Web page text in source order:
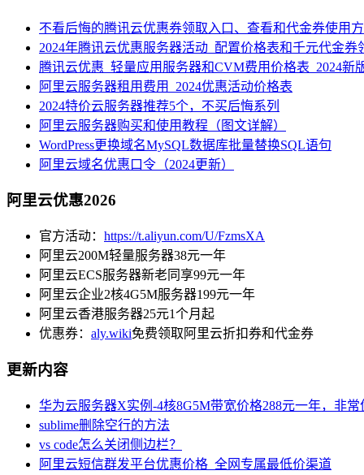
不看后悔的腾讯云优惠券领取入口、查看和代金券使用
2024年腾讯云优惠服务器活动_配置价格表和千元代金券
腾讯云优惠_轻量应用服务器和CVM费用价格表_2024新
阿里云服务器租用费用_2024优惠活动价格表
2024特价云服务器推荐5个，不买后悔系列
阿里云服务器购买和使用教程（图文详解）
WordPress更换域名MySQL数据库批量替换SQL语句
阿里云域名优惠口令（2024更新）
阿里云优惠2026
官方活动： https://t.aliyun.com/U/FzmsXA
阿里云200M轻量服务器38元一年
阿里云ECS服务器新老同享99元一年
阿里云企业2核4G5M服务器199元一年
阿里云香港服务器25元1个月起
优惠券： aly.wiki免费领取阿里云折扣券和代金券
更新内容
华为云服务器X实例-4核8G5M带宽价格288元一年，非常
sublime删除空行的方法
vs code怎么关闭侧边栏？
阿里云短信群发平台优惠价格_全网专属最低价渠道